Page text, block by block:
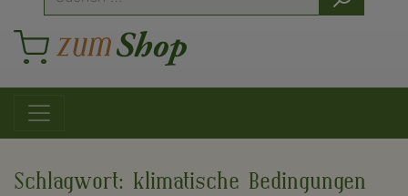
nach:
Hauptnavigation
Schlagwort: klimatische Bedingungen